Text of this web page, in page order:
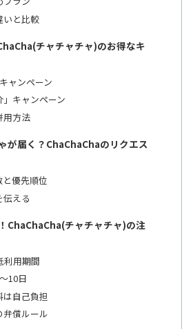
いと比較
チャチャチャ)のお得なキ
ャンペーン
キャンペーン
用方法
が届く？ChaChaChaのリクエス
優先順位
える
ChaChaCha(チャチャチャ)の注
利用期間
10日
自己負担
弁償ルール